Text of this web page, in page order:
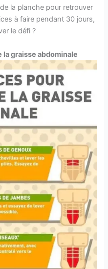
la planche pour retrouver
à faire pendant 30 jours,
le défi ?
graisse abdominale